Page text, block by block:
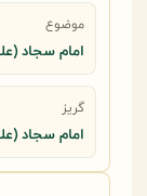
موضوع
امام سجاد
گریز
امام سجاد